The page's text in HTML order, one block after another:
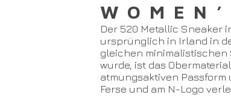
Der 520 Metallic Sneaker
ursprünglich in Irland in
gleichen
wurde, ist das
atmungsaktiven
Ferse und am N-Logo